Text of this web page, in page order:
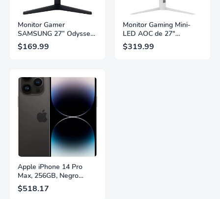
Monitor Gamer
SAMSUNG 27” Odyssey
G5 G53F con Resolución
QHD, HDR10,
Panel IPS, AMD
FreeSync™ Premium,
Ecualizador Negro,
Cambio Automático de
Fuente,
LS27FG532ENXZA
$169.99
Monitor Gaming Mini-
LED AOC de 27"
Pulgadas, QHD
2560×1440, 320Hz, 1ms
$319.99
Apple iPhone 14 Pro
Max, 256GB, Negro
Espacial - Desbloqueado
(Renovado)
$518.17